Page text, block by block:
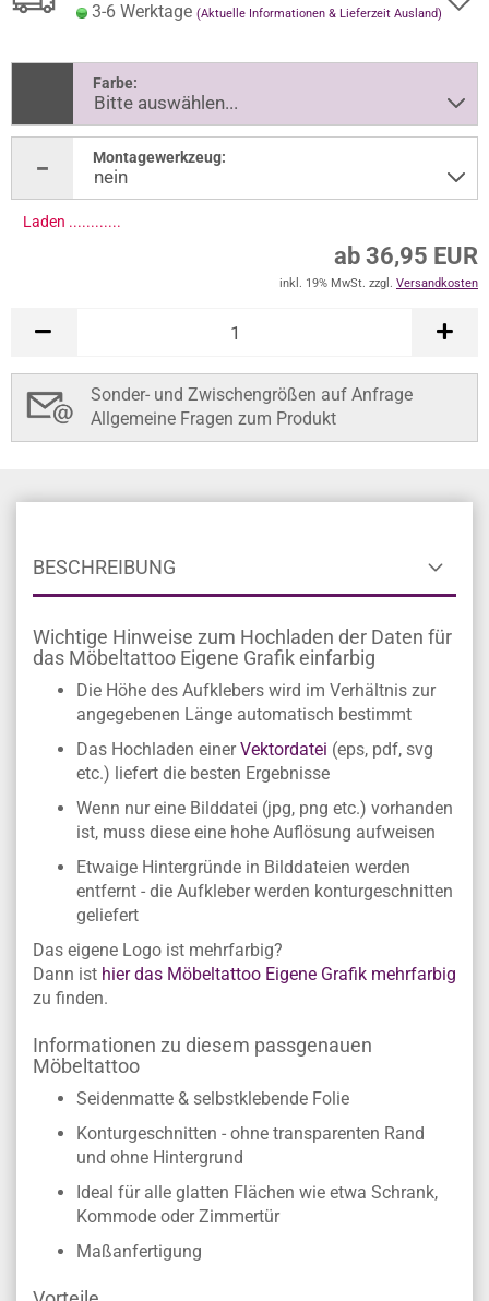
3-6 Werktage (Aktuelle Informationen & Lieferzeit Ausland)
Farbe:
Montagewerkzeug:
Laden .............
ab 36,95 EUR
inkl. 19% MwSt. zzgl. Versandkosten
Sonder- und Zwischengrößen auf Anfrage
Allgemeine Fragen zum Produkt
BESCHREIBUNG
Wichtige Hinweise zum Hochladen der Daten für
das Möbeltattoo Eigene Grafik einfarbig
Die Höhe des Aufklebers wird im Verhältnis zur
angegebenen Länge automatisch bestimmt
Das Hochladen einerVektordatei (eps, pdf, svg
etc.) liefert die besten Ergebnisse
Wenn nur eine Bilddatei (jpg, png etc.) vorhanden
ist, muss diese eine hohe Auflösung aufweisen
Etwaige Hintergründe in Bilddateien werden
entfernt - die Aufkleber werden konturgeschnitten
geliefert
Das eigene Logo ist mehrfarbig?
Dann ist hier das Möbeltattoo Eigene Grafik mehrfarbig
zu finden.
Informationen zu diesem passgenauen
Möbeltattoo
Seidenmatte & selbstklebende Folie
Konturgeschnitten - ohne transparenten Rand
und ohne Hintergrund
Ideal für alle glatten Flächen wie etwa Schrank,
Kommode oder Zimmertür
Maßanfertigung